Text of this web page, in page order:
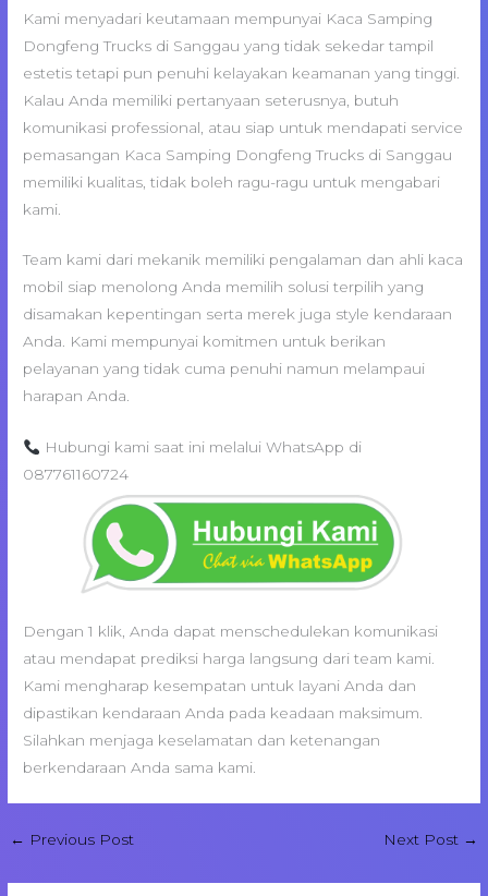
Kami menyadari keutamaan mempunyai Kaca Samping
Dongfeng Trucks di Sanggau yang tidak sekedar tampil
estetis tetapi pun penuhi kelayakan keamanan yang tinggi.
Kalau Anda memiliki pertanyaan seterusnya, butuh
komunikasi professional, atau siap untuk mendapati service
pemasangan Kaca Samping Dongfeng Trucks di Sanggau
memiliki kualitas, tidak boleh ragu-ragu untuk mengabari
kami.
Team kami dari mekanik memiliki pengalaman dan ahli kaca
mobil siap menolong Anda memilih solusi terpilih yang
disamakan kepentingan serta merek juga style kendaraan
Anda. Kami mempunyai komitmen untuk berikan
pelayanan yang tidak cuma penuhi namun melampaui
harapan Anda.
Hubungi kami saat ini melalui WhatsApp di
087761160724
Dengan 1 klik, Anda dapat menschedulekan komunikasi
atau mendapat prediksi harga langsung dari team kami.
Kami mengharap kesempatan untuk layani Anda dan
dipastikan kendaraan Anda pada keadaan maksimum.
Silahkan menjaga keselamatan dan ketenangan
berkendaraan Anda sama kami.
← Previous Post Next Post →